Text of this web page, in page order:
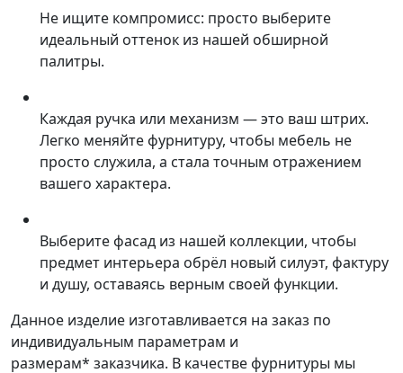
Не ищите компромисс: просто выберите
идеальный оттенок из нашей обширной
палитры.
Каждая ручка или механизм — это ваш штрих.
Легко меняйте фурнитуру, чтобы мебель не
просто служила, а стала точным отражением
вашего характера.
Выберите фасад из нашей коллекции, чтобы
предмет интерьера обрёл новый силуэт, фактуру
и душу, оставаясь верным своей функции.
Данное изделие изготавливается на заказ по
индивидуальным параметрам и
размерам* заказчика. В качестве фурнитуры мы